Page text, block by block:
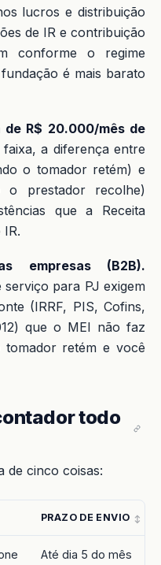
lucros e distribuição
de IR e contribuição
conforme o regime
é mais barato
de R$ 20.000/mês de
faixa, a diferença entre
o tomador retém) e
o prestador recolhe)
que a Receita
empresas (B2B).
para PJ exigem
(IRRF, PIS, Cofins,
que o MEI não faz
retém e você
todo
de cinco coisas:
PRAZO DE ENVIO
Até dia 5 do mês